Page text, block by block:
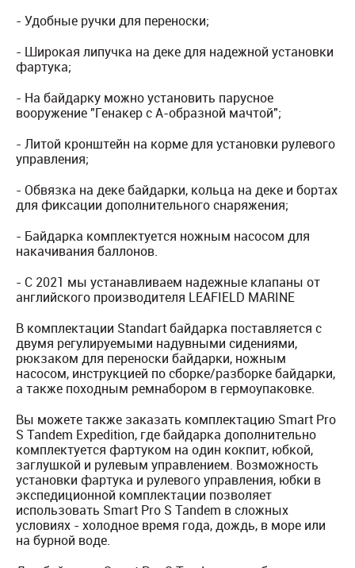
- Удобные ручки для переноски;
- Широкая липучка на деке для надежной установки
фартука;
- На байдарку можно установить парусное
вооружение "Генакер с А-образной мачтой";
- Литой кронштейн на корме для установки рулевого
управления;
- Обвязка на деке байдарки, кольца на деке и бортах
для фиксации дополнительного снаряжения;
- Байдарка комплектуется ножным насосом для
накачивания баллонов.
- С 2021 мы устанавливаем надежные клапаны от
английского производителя LEAFIELD MARINE
В комплектации Standart байдарка поставляется с
двумя регулируемыми надувными сидениями,
рюкзаком для переноски байдарки, ножным
насосом, инструкцией по сборке/разборке байдарки,
а также походным ремнабором в гермоупаковке.
Вы можете также заказать комплектацию Smart Pro
S Tandem Expedition, где байдарка дополнительно
комплектуется фартуком на один кокпит, юбкой,
заглушкой и рулевым управлением. Возможность
установки фартука и рулевого управления, юбки в
экспедиционной комплектации позволяет
использовать Smart Pro S Tandem в сложных
условиях - холодное время года, дождь, в море или
на бурной воде.